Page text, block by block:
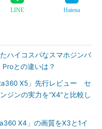
LINE Hatena
ハイコスパなスマホジンバ
との違いは？
X5」先行レビュー セ
ジンの実力を“X4”と比較し
X4」の画質をX3と1イ